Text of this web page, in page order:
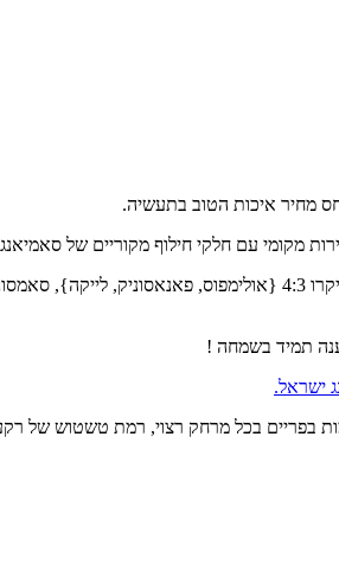
מקומי עם חלקי חילוף מקוריים של
תמיד בשמחה !
ישראל.
בפריים בכל מרחק רצוי, רמת טשטוש של